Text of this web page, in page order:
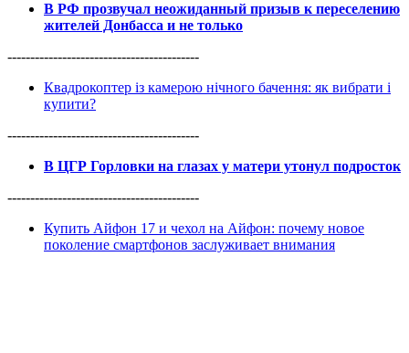
В РФ прозвучал неожиданный призыв к переселению
жителей Донбасса и не только
------------------------------------------
Квадрокоптер із камерою нічного бачення: як вибрати і
купити?
------------------------------------------
В ЦГР Горловки на глазах у матери утонул подросток
------------------------------------------
Купить Айфон 17 и чехол на Айфон: почему новое
поколение смартфонов заслуживает внимания